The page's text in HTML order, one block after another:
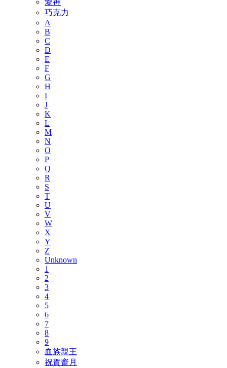
愛神
巧克力
A
B
C
D
E
F
G
H
I
J
K
L
M
N
O
P
Q
R
S
T
U
V
W
X
Y
Z
Unknown
1
2
3
4
5
6
7
8
9
血族親王
祝賀齋月